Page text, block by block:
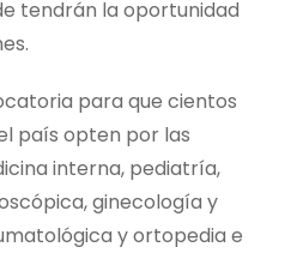
tendrán la oportunidad
para que cientos
país opten por las
interna, pediatría,
ginecología y
y ortopedia e